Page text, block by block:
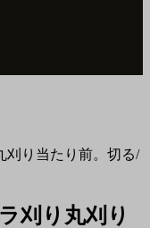
刈り当たり前。切る/
刈り丸刈り